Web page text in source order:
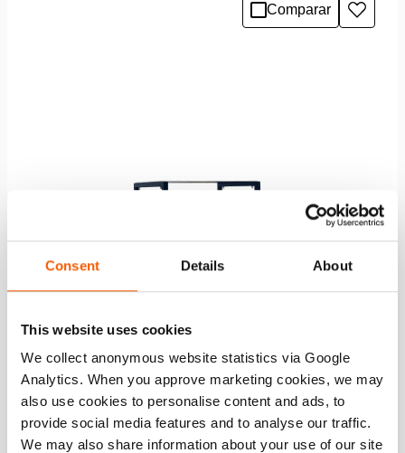
Consent Details About
This website uses cookies
We collect anonymous website statistics via Google
Analytics. When you approve marketing cookies, we may
also use cookies to personalise content and ads, to
provide social media features and to analyse our traffic.
We may also share information about your use of our site
Comparar
à